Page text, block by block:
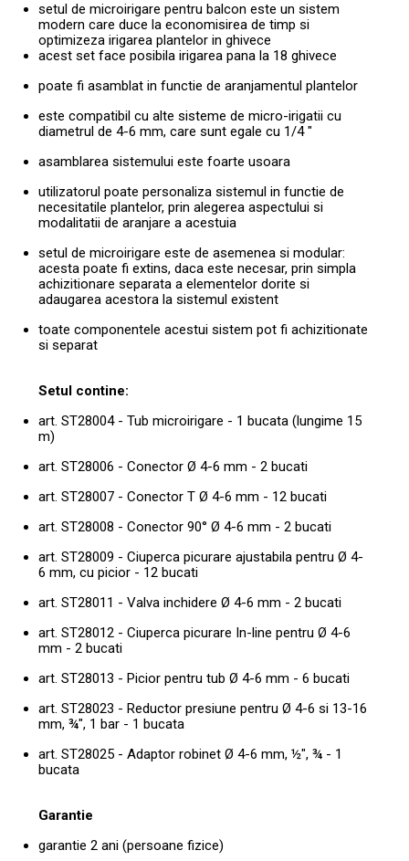
setul de microirigare pentru balcon este un sistem
modern care duce la economisirea de timp si
optimizeza irigarea plantelor in ghivece
acest set face posibila irigarea pana la 18 ghivece
poate fi asamblat in functie de aranjamentul plantelor
este compatibil cu alte sisteme de micro-irigatii cu
diametrul de 4-6 mm, care sunt egale cu 1/4 "
asamblarea sistemului este foarte usoara
utilizatorul poate personaliza sistemul in functie de
necesitatile plantelor, prin alegerea aspectului si
modalitatii de aranjare a acestuia
setul de microirigare este de asemenea si modular:
acesta poate fi extins, daca este necesar, prin simpla
achizitionare separata a elementelor dorite si
adaugarea acestora la sistemul existent
toate componentele acestui sistem pot fi achizitionate
si separat
Setul contine:
art. ST28004 - Tub microirigare - 1 bucata (lungime 15
m)
art. ST28006 - Conector Ø 4-6 mm - 2 bucati
art. ST28007 - Conector T Ø 4-6 mm - 12 bucati
art. ST28008 - Conector 90° Ø 4-6 mm - 2 bucati
art. ST28009 - Ciuperca picurare ajustabila pentru Ø 4-
6 mm, cu picior - 12 bucati
art. ST28011 - Valva inchidere Ø 4-6 mm - 2 bucati
art. ST28012 - Ciuperca picurare In-line pentru Ø 4-6
mm - 2 bucati
art. ST28013 - Picior pentru tub Ø 4-6 mm - 6 bucati
art. ST28023 - Reductor presiune pentru Ø 4-6 si 13-16
mm, ¾", 1 bar - 1 bucata
art. ST28025 - Adaptor robinet Ø 4-6 mm, ½", ¾ - 1
bucata
Garantie
garantie 2 ani (persoane fizice)